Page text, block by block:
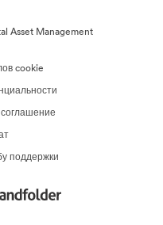
Asset Management
cookie
поддержки